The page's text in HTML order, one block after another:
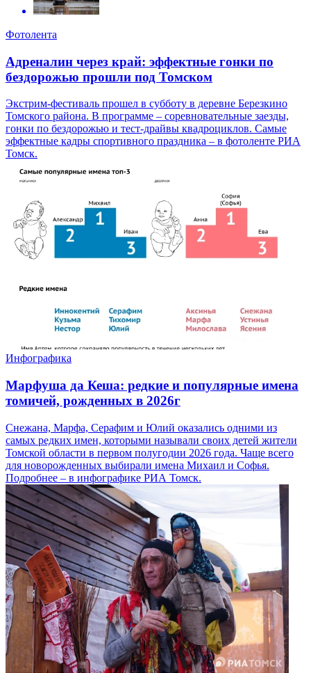
Фотолента
Адреналин через край: эффектные гонки по
бездорожью прошли под Томском
Экстрим-фестиваль прошел в субботу в деревне Березкино
Томского района. В программе – соревновательные заезды,
гонки по бездорожью и тест-драйвы квадроциклов. Самые
эффектные кадры спортивного праздника – в фотоленте РИА
Томск.
Инфографика
Марфуша да Кеша: редкие и популярные имена
томичей, рожденных в 2026г
Снежана, Марфа, Серафим и Юлий оказались одними из
самых редких имен, которыми называли своих детей жители
Томской области в первом полугодии 2026 года. Чаще всего
для новорожденных выбирали имена Михаил и Софья.
Подробнее – в инфографике РИА Томск.